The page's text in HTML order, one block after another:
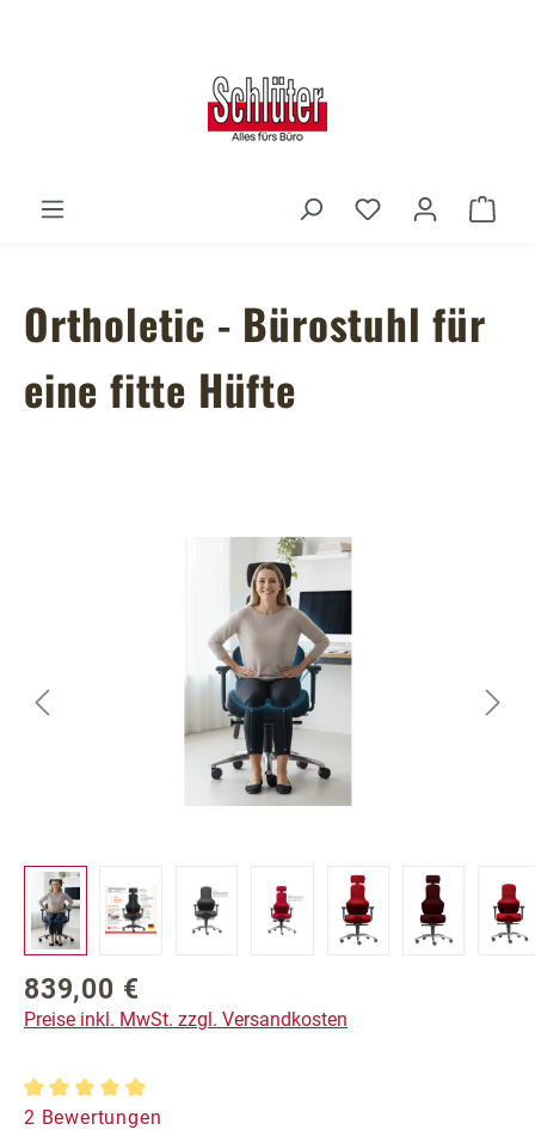
Du hast 0
Ortholetic - Bürostuhl für
eine fitte Hüfte
Regulärer Preis:
839,00 €
Preise inkl. MwSt. zzgl. Versandkosten
Durchschnittliche Bewertung von 5 von 5 Sternen
2 Bewertungen